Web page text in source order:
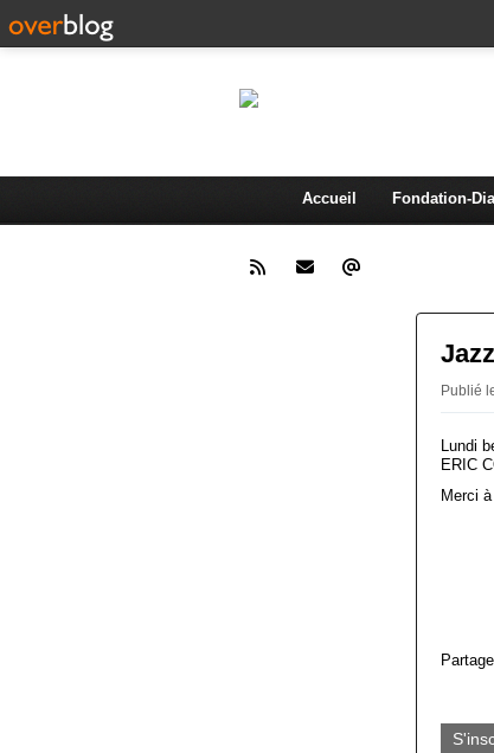
Accueil Fondation-
Publié
Lundi
ERIC
Merci